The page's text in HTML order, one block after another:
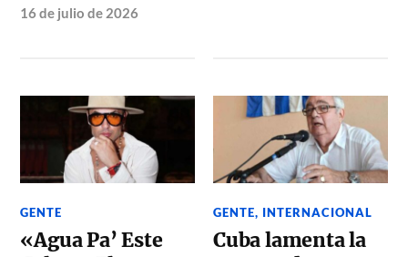
16 de julio de 2026
GENTE
«Agua Pa’ Este
GENTE, INTERNACIONAL
Cuba lamenta la